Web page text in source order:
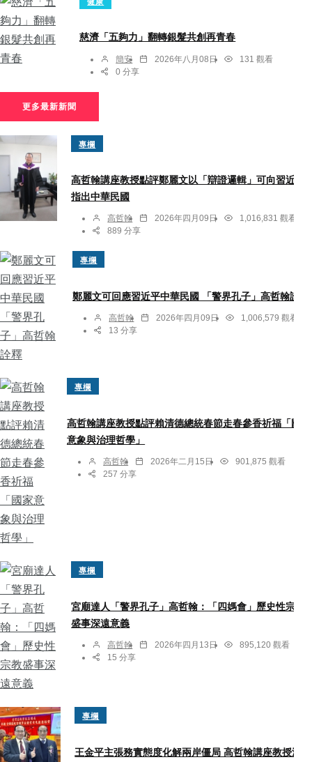
慈濟「五夠力」翻轉銀髮共創再青春
簡安 2026年八月08日
131 觀看
0 分享
更多最新新聞
專欄
高哲翰講座教授點評鄭麗文以「辯證邏輯」可向習近平
指出中華民國
高哲翰 2026年四月09日
1,016,831 觀看
889 分享
專欄
鄭麗文可回應習近平中華民國 「警界孔子」高哲翰詮釋
高哲翰 2026年四月09日
1,006,579 觀看
13 分享
專欄
高哲翰講座教授點評賴清德總統春節走春參香祈福「國家
意象與治理哲學」
高哲翰 2026年二月15日
901,875 觀看
257 分享
專欄
宮廟達人「警界孔子」高哲翰：「四媽會」歷史性宗教
盛事深遠意義
高哲翰 2026年四月13日
895,120 觀看
15 分享
專欄
王金平主張務實態度化解兩岸僵局 高哲翰講座教授深表